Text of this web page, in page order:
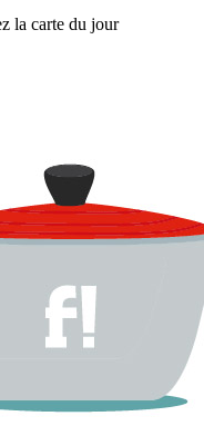
la carte du jour